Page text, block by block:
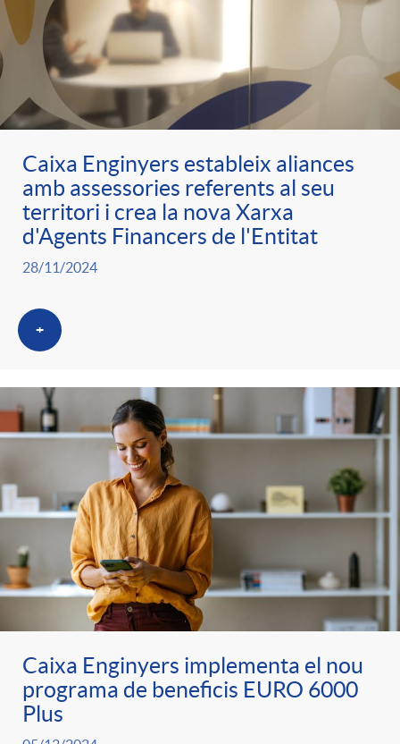
p
r
e
n
s
a
g
r
i
e
s
c
a
F
i
l
r
o
C
a
t
e
e
c
o
n
t
i
n
g
u
t
s
Caixa Enginyers estableix aliances
amb assessories referents al seu
territori i crea la nova Xarxa
d'Agents Financers de l'Entitat
28/11/2024
+
Caixa Enginyers implementa el nou
programa de beneficis EURO 6000
Plus